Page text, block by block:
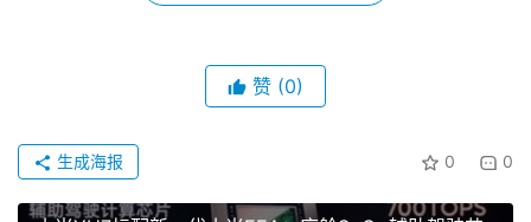
东非、拉美四大市场，并相继在泰国、阿联酋发布新车，是
国香港市场，首款车型是
。下一阶段，它将登陆
欧洲，目标覆盖约 50 个国家。
赞 (0)
0 0
生成海报